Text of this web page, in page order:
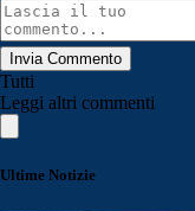
Invia Commento
Tutti
Leggi altri commenti
Ultime Notizie